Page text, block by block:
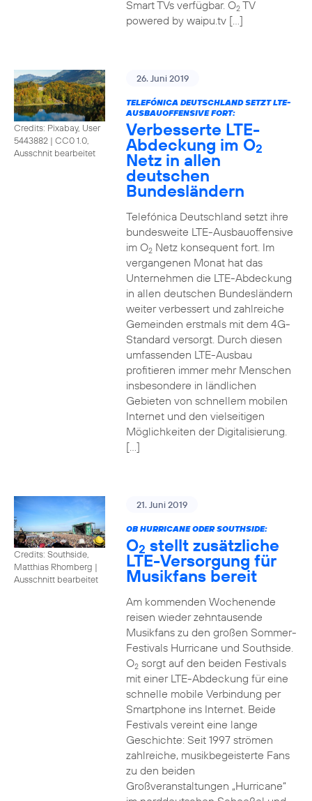
Smart TVs verfügbar. O2TV
powered by waipu.tv […]
Credits: Pixabay, User
5443882 | CC0 1.0,
Ausschnit bearbeitet
26. Juni 2019
TELEFÓNICA DEUTSCHLAND SETZT LTE-
AUSBAUOFFENSIVE FORT:
Verbesserte LTE-
Abdeckung im O2
Netz in allen
deutschen
Bundesländern
Telefónica Deutschland setzt ihre
bundesweite LTE-Ausbauoffensive
im O2Netz konsequent fort. Im
vergangenen Monat hat das
Unternehmen die LTE-Abdeckung
in allen deutschen Bundesländern
weiter verbessert und zahlreiche
Gemeinden erstmals mit dem 4G-
Standard versorgt. Durch diesen
umfassenden LTE-Ausbau
profitieren immer mehr Menschen
insbesondere in ländlichen
Gebieten von schnellem mobilen
Internet und den vielseitigen
Möglichkeiten der Digitalisierung.
[…]
Credits: Southside,
Matthias Rhomberg |
Ausschnitt bearbeitet
21. Juni 2019
OB HURRICANE ODER SOUTHSIDE:
O2 stellt zusätzliche
LTE-Versorgung für
Musikfans bereit
Am kommenden Wochenende
reisen wieder zehntausende
Musikfans zu den großen Sommer-
Festivals Hurricane und Southside.
O2sorgt auf den beiden Festivals
mit einer LTE-Abdeckung für eine
schnelle mobile Verbindung per
Smartphone ins Internet. Beide
Festivals vereint eine lange
Geschichte: Seit 1997 strömen
zahlreiche, musikbegeisterte Fans
zu den beiden
Großveranstaltungen „Hurricane“